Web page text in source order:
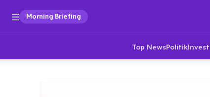
Morning Briefing
Top NewsPolitik